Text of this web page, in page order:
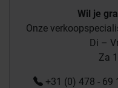
Wil je
Onze
Di –
Za
+31 (0) 478 - 69